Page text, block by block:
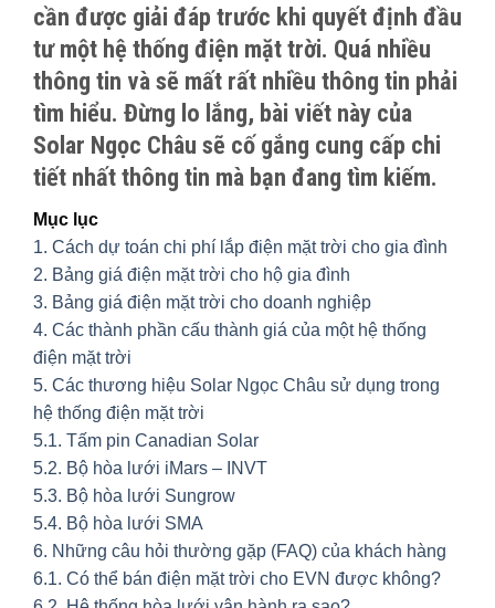
cần được giải đáp trước khi quyết định đầu
tư một hệ thống điện mặt trời. Quá nhiều
thông tin và sẽ mất rất nhiều thông tin phải
tìm hiểu. Đừng lo lắng, bài viết này của
Solar Ngọc Châu sẽ cố gắng cung cấp chi
tiết nhất thông tin mà bạn đang tìm kiếm.
Mục lục
1. Cách dự toán chi phí lắp điện mặt trời cho gia đình
2. Bảng giá điện mặt trời cho hộ gia đình
3. Bảng giá điện mặt trời cho doanh nghiệp
4. Các thành phần cấu thành giá của một hệ thống
điện mặt trời
5. Các thương hiệu Solar Ngọc Châu sử dụng trong
hệ thống điện mặt trời
5.1. Tấm pin Canadian Solar
5.2. Bộ hòa lưới iMars – INVT
5.3. Bộ hòa lưới Sungrow
5.4. Bộ hòa lưới SMA
6. Những câu hỏi thường gặp (FAQ) của khách hàng
6.1. Có thể bán điện mặt trời cho EVN được không?